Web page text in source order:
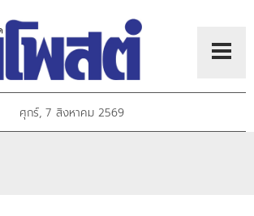
ศุกร์, 7 สิงหาคม 2569